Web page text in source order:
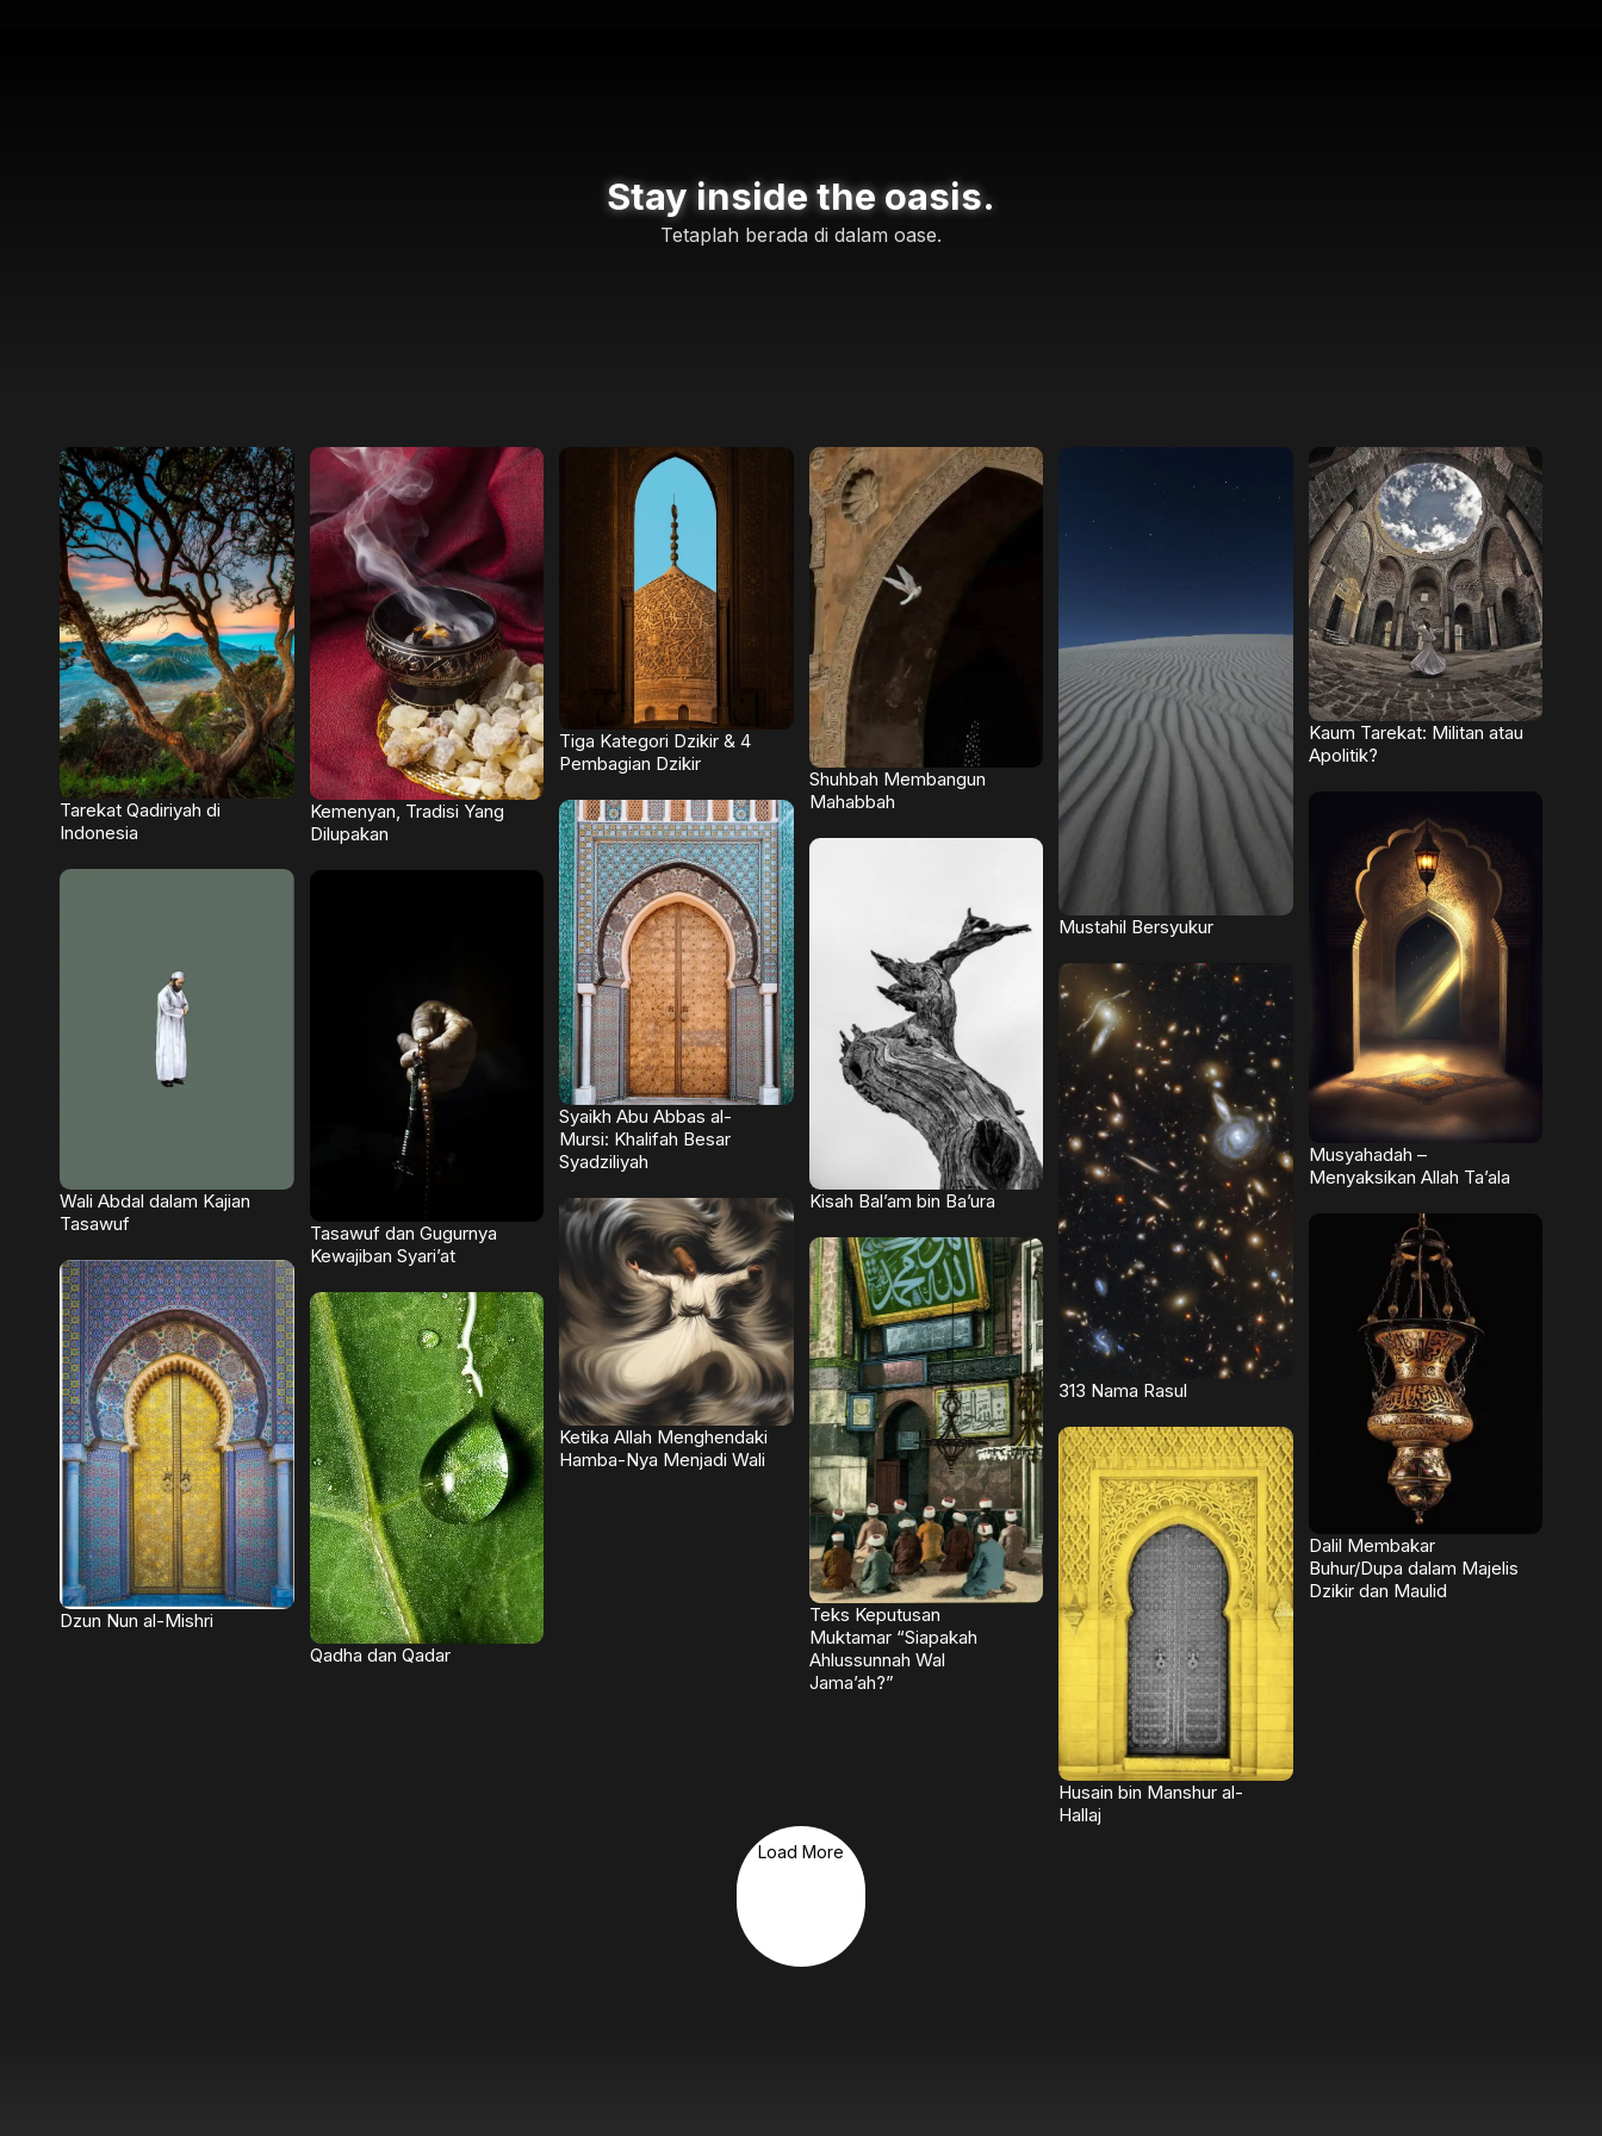
Stay inside the oasis.
Tetaplah berada di dalam oase.
Tarekat Qadiriyah di
Indonesia
Kemenyan, Tradisi Yang
Dilupakan
Tiga Kategori Dzikir & 4
Pembagian Dzikir
Shuhbah Membangun
Mahabbah
Mustahil Bersyukur
Kaum Tarekat: Militan atau
Apolitik?
Wali Abdal dalam Kajian
Tasawuf
Tasawuf dan Gugurnya
Kewajiban Syari’at
Syaikh Abu Abbas al-
Mursi: Khalifah Besar
Syadziliyah
Kisah Bal’am bin Ba’ura
313 Nama Rasul
Musyahadah –
Menyaksikan Allah Ta’ala
Dzun Nun al-Mishri
Qadha dan Qadar
Ketika Allah Menghendaki
Hamba-Nya Menjadi Wali
Teks Keputusan
Muktamar “Siapakah
Ahlussunnah Wal
Jama’ah?”
Husain bin Manshur al-
Hallaj
Dalil Membakar
Buhur/Dupa dalam Majelis
Dzikir dan Maulid
Load More